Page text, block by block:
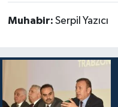
Muhabir: Serpil Yazıcı